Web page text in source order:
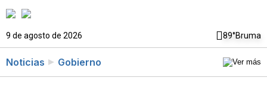
9 de agosto de 2026 89°Bruma
Noticias Gobierno